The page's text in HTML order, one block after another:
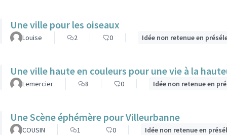
Une ville pour les oiseaux
Louise 2 0 Idée non retenue en
Une ville haute en couleurs pour une vie à la
Lemercier 8 0 Idée non retenue en
Une Scène éphémère pour Villeurbanne
COUSIN 1 0 Idée non retenue en